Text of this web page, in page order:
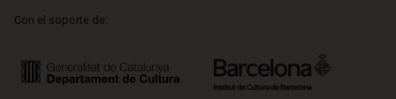
Con el soporte de: